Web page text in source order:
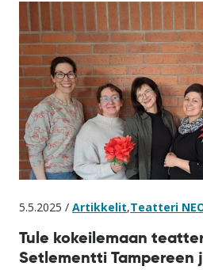
5.5.2025 / Artikkelit,Teatteri
Tule kokeilemaan
Setlementti Tampereen